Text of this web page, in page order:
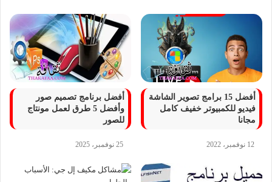
أفضل 15 برامج تصوير الشاشة
فيديو للكمبيوتر خفيف كامل
مجانا
12 نوفمبر، 2022
أفضل برنامج تصميم صور
وأفضل 5 طرق لعمل مونتاج
للصور
25 نوفمبر، 2025